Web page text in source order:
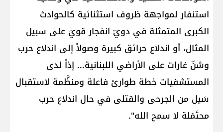
استنفار لمواجهة ظروف استثنائية كالحوادث
الكبرى المتمثلة في دويّ انفجار قويّ على سبيل
المثال، أو اندلاع حرائق كبيرة وصولاً إلى اندلاع حرب
وشنّ غارات على الأراضي اللبنانية... إذاً لدى
المستشفيات خطة طوارئ فاعلة ومنظَّمة لاستقبال
سَيل من الجرحى والقتلى في حال اندلاع حرب
محتَمَلة لا سمح الله".